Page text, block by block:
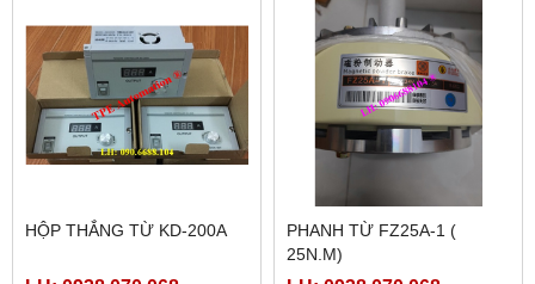
HỘP THẮNG TỪ KD-200A
PHANH TỪ FZ25A-1 (
25N.M)